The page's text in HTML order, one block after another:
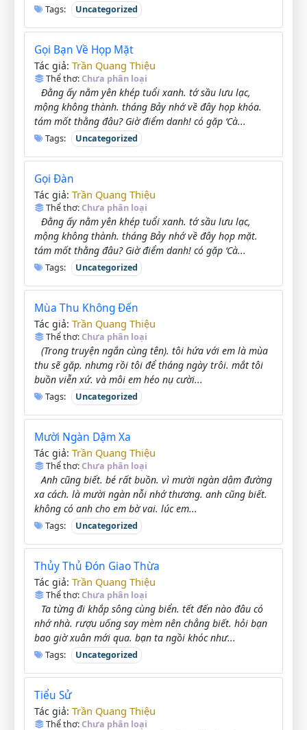
Tags: Uncategorized
Gọi Bạn Về Họp Mặt
Tác giả: Trần Quang Thiệu
Thể thơ:Chưa phân loại
Đằng ấy nằm yên khép tuổi xanh. tớ sầu lưu lạc,
mộng không thành. tháng Bảy nhớ về đây họp khóa.
tám mốt thằng đâu? Giờ điểm danh! có gặp ‘Cà...
Tags: Uncategorized
Gọi Đàn
Tác giả: Trần Quang Thiệu
Thể thơ:Chưa phân loại
Đằng ấy nằm yên khép tuổi xanh. tớ sầu lưu lạc,
mộng không thành. tháng Bảy nhớ về đây họp mặt.
tám mốt thằng đâu? Giờ điểm danh! có gặp ‘Cà...
Tags: Uncategorized
Mùa Thu Không Đến
Tác giả: Trần Quang Thiệu
Thể thơ:Chưa phân loại
(Trong truyện ngắn cùng tên). tôi hứa với em là mùa
thu sẽ gặp. nhưng rồi tôi để tháng ngày trôi. mắt tôi
buồn viễn xứ. và môi em héo nụ cười...
Tags: Uncategorized
Mười Ngàn Dậm Xa
Tác giả: Trần Quang Thiệu
Thể thơ:Chưa phân loại
Anh cũng biết. bé rất buồn. vì mười ngàn dậm đường
xa cách. là mười ngàn nỗi nhớ thương. anh cũng biết.
không có anh cho em bờ vai. lúc em...
Tags: Uncategorized
Thủy Thủ Đón Giao Thừa
Tác giả: Trần Quang Thiệu
Thể thơ:Chưa phân loại
Ta từng đi khắp sông cùng biển. tết đến nào đâu có
nhớ nhà. rượu uống say mèm nên chẳng biết. hỏi bạn
bao giờ xuân mới qua. bạn ta ngồi khóc như...
Tags: Uncategorized
Tiểu Sử
Tác giả: Trần Quang Thiệu
Thể thơ:Chưa phân loại